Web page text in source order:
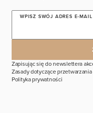
WPISZ SWÓJ ADRES E-MAIL
Zapisując się do newslettera
Zasady dotyczące
Polityka prywatności